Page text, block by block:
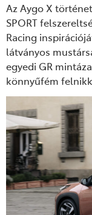
Az Aygo X
SPORT
Racing
látványos
egyedi GR
könnyűfém